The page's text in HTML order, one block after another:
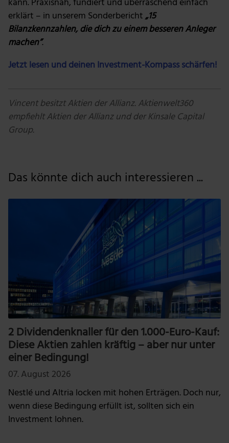
Nutzung der Dienste gesammelt haben.
erklärt – in unserem Sonderbericht„15
Bilanzkennzahlen, die dich zu einem besseren Anleger
machen”.
Jetzt lesen und deinen Investment-Kompass schärfen!
Vincent besitzt Aktien der Allianz. Aktienwelt360
empfiehlt Aktien der Allianz und der Kinsale Capital
Group.
Das könnte dich auch interessieren ...
2 Dividendenknaller für den 1.000-Euro-Kauf:
Diese Aktien zahlen kräftig – aber nur unter
einer Bedingung!
07. August 2026
Nestlé und Altria locken mit hohen Erträgen. Doch nur,
wenn diese Bedingung erfüllt ist, sollten sich ein
Investment lohnen.